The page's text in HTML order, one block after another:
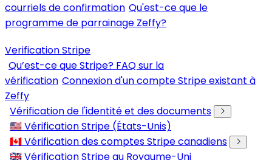
courriels de confirmation Qu'est-ce que le
programme de parrainage Zeffy?
Verification Stripe
Qu’est-ce que Stripe? FAQ sur la
vérification Connexion d'un compte Stripe existant à
Zeffy
Vérification de l'identité et des documents
🇺🇸 Vérification Stripe (États-Unis)
🇨🇦 Vérification des comptes Stripe canadiens
🇬🇧 Vérification Stripe au Royaume-Uni